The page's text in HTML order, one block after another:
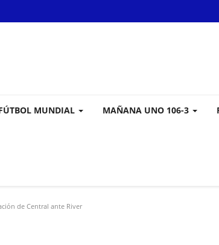
MUNDIAL MAÑANA UNO 106-3
de Central ante River